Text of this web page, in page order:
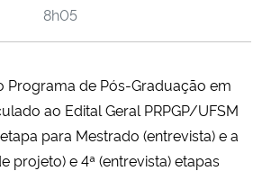
Regional
8h05
Programa de Pós-Graduação em
ao Edital Geral PRPGP/UFSM
para Mestrado (entrevista) e a
projeto) e 4ª (entrevista) etapas